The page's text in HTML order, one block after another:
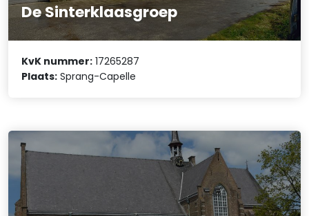
De Sinterklaasgroep
KvK nummer: 17265287
Plaats: Sprang-Capelle